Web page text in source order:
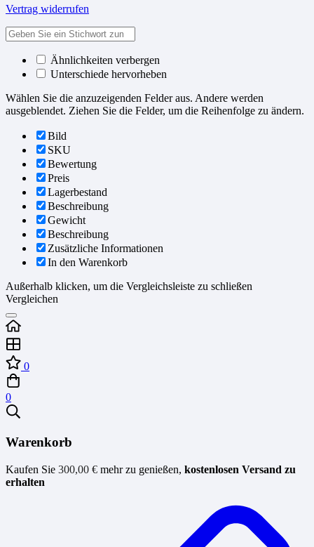
Vertrag widerrufen
Ähnlichkeiten verbergen
Unterschiede hervorheben
Wählen Sie die anzuzeigenden Felder aus. Andere werden
ausgeblendet. Ziehen Sie die Felder, um die Reihenfolge zu ändern.
Bild
SKU
Bewertung
Preis
Lagerbestand
Beschreibung
Gewicht
Beschreibung
Zusätzliche Informationen
In den Warenkorb
Außerhalb klicken, um die Vergleichsleiste zu schließen
Vergleichen
0
0
Warenkorb
Kaufen Sie 300,00 € mehr zu genießen, kostenlosen Versand zu
erhalten